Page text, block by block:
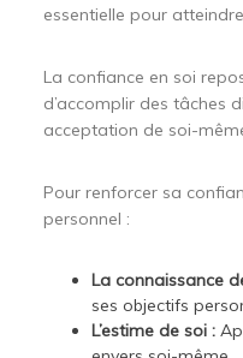
essentielle pour
La confiance en soi
d’accomplir des tâches
acceptation de soi-
Pour renforcer sa
personnel :
La connaissance
ses objectifs
L’estime de soi :